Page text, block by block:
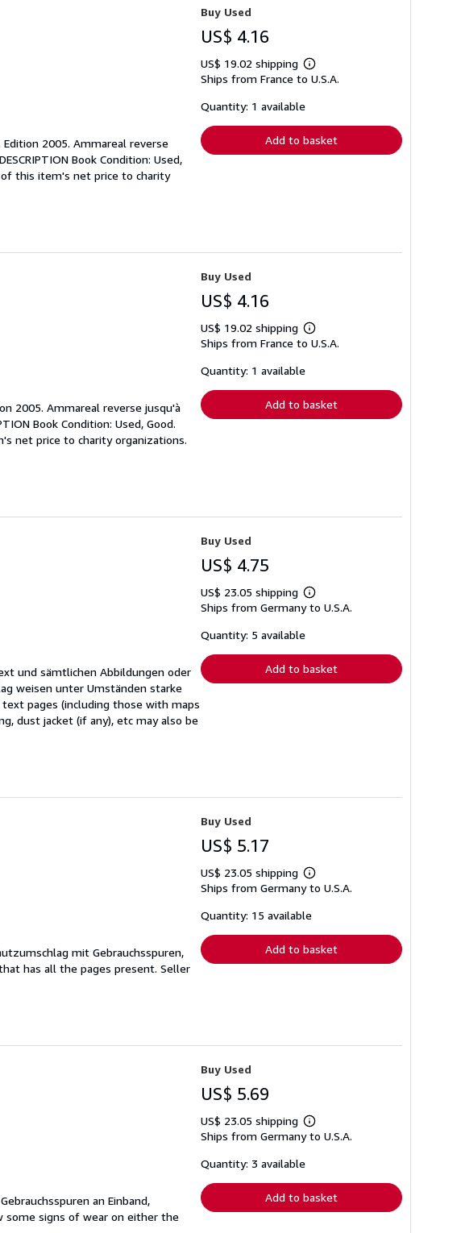
2005. Ammareal reverse
Book Condition: Used,
of this item's net price to charity
Buy Used
US$ 4.16
US$ 19.02 shipping
Learn
more
Ships from France to U.S.A.
Quantity: 1 available
Add to basket
2005. Ammareal reverse jusqu'à
Book Condition: Used, Good.
net price to charity organizations.
Buy Used
US$ 4.16
US$ 19.02 shipping
Learn
more
Ships from France to U.S.A.
Quantity: 1 available
Add to basket
und sämtlichen Abbildungen oder
weisen unter Umständen starke
pages (including those with maps
dust jacket (if any), etc may also be
Buy Used
US$ 4.75
US$ 23.05 shipping
Learn
more
Ships from Germany to U.S.A.
Quantity: 5 available
Add to basket
mit Gebrauchsspuren,
has all the pages present. Seller
Buy Used
US$ 5.17
US$ 23.05 shipping
Learn
more
shipping
Ships from Germany to U.S.A.
Quantity: 15 available
Add to basket
an Einband,
some signs of wear on either the
Buy Used
US$ 5.69
US$ 23.05 shipping
Learn
more
Ships from Germany to U.S.A.
Quantity: 3 available
Add to basket